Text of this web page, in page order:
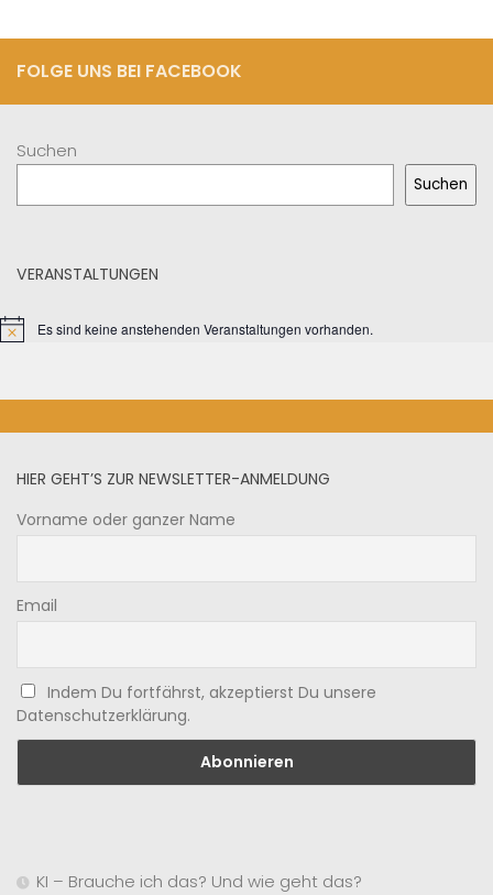
FOLGE UNS BEI FACEBOOK
Suchen
Suchen
VERANSTALTUNGEN
Es sind keine anstehenden Veranstaltungen vorhanden.
HIER GEHT’S ZUR NEWSLETTER-ANMELDUNG
Vorname oder ganzer Name
Email
Indem Du fortfährst, akzeptierst Du unsere
Datenschutzerklärung.
KI – Brauche ich das? Und wie geht das?